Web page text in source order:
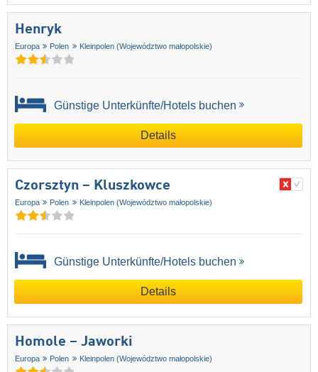
Henryk
Europa Polen Kleinpolen (Województwo małopolskie)
Günstige Unterkünfte/Hotels buchen
Details
Czorsztyn – Kluszkowce
Europa Polen Kleinpolen (Województwo małopolskie)
Günstige Unterkünfte/Hotels buchen
Details
Homole – Jaworki
Europa Polen Kleinpolen (Województwo małopolskie)